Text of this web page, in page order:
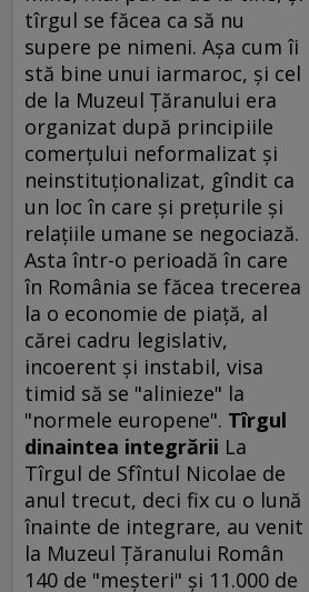
tîrgul se făcea ca să nu
supere pe nimeni. Aşa cum îi
stă bine unui iarmaroc, şi cel
de la Muzeul Ţăranului era
organizat după principiile
comerţului neformalizat şi
neinstituţionalizat, gîndit ca
un loc în care şi preţurile şi
relaţiile umane se negociază.
Asta într-o perioadă în care
în România se făcea trecerea
la o economie de piaţă, al
cărei cadru legislativ,
incoerent şi instabil, visa
timid să se "alinieze" la
"normele europene". Tîrgul
dinaintea integrării La
Tîrgul de Sfîntul Nicolae de
anul trecut, deci fix cu o lună
înainte de integrare, au venit
la Muzeul Ţăranului Român
140 de "meşteri" şi 11.000 de